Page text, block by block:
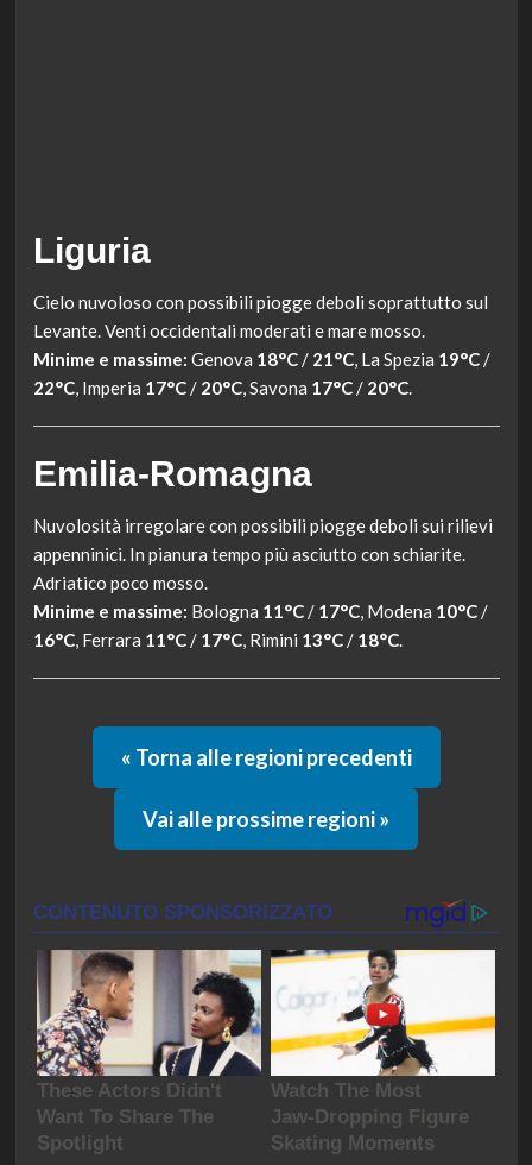
Liguria
Cielo nuvoloso con possibili piogge deboli soprattutto sul
Levante. Venti occidentali moderati e mare mosso.
Minime e massime: Genova 18°C/ 21°C, La Spezia 19°C/
22°C, Imperia 17°C/ 20°C, Savona 17°C/ 20°C.
Emilia-Romagna
Nuvolosità irregolare con possibili piogge deboli sui rilievi
appenninici. In pianura tempo più asciutto con schiarite.
Adriatico poco mosso.
Minime e massime: Bologna 11°C/ 17°C, Modena 10°C/
16°C, Ferrara 11°C/ 17°C, Rimini 13°C/ 18°C.
« Torna alle regioni precedenti
Vai alle prossime regioni »